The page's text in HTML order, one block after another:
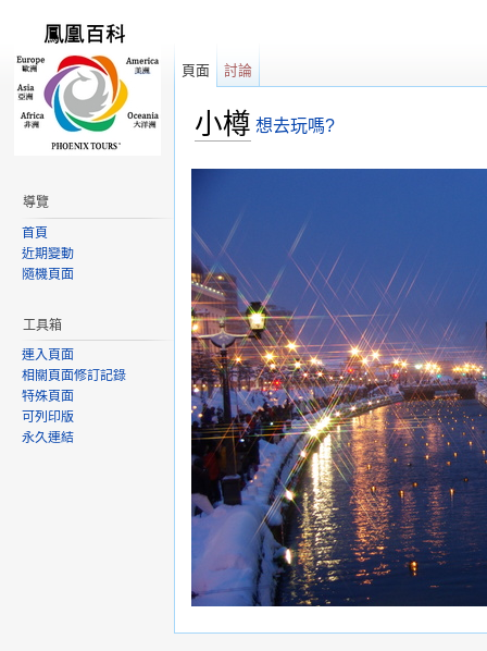
小樽 想去玩嗎?
頁面 討論
導覽
首頁
近期變動
隨機頁面
工具箱
連入頁面
相關頁面修訂記錄
特殊頁面
可列印版
永久連結